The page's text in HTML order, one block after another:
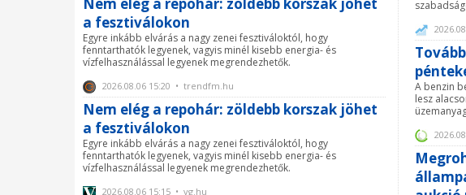
a fesztiválokon
Egyre inkább elvárás a nagy zenei fesztiváloktól, hogy
fenntarthatók legyenek, vagyis minél kisebb energia- és
vízfelhasználással legyenek megrendezhetők.
2026.08.06 15:20 • trendfm.hu
Nem elég a repohár: zöldebb korszak jöhet
a fesztiválokon
Egyre inkább elvárás a nagy zenei fesztiváloktól, hogy
fenntarthatók legyenek, vagyis minél kisebb energia- és
vízfelhasználással legyenek megrendezhetők.
2026.08.06 15:15 • vg.hu
A benzin
lesz